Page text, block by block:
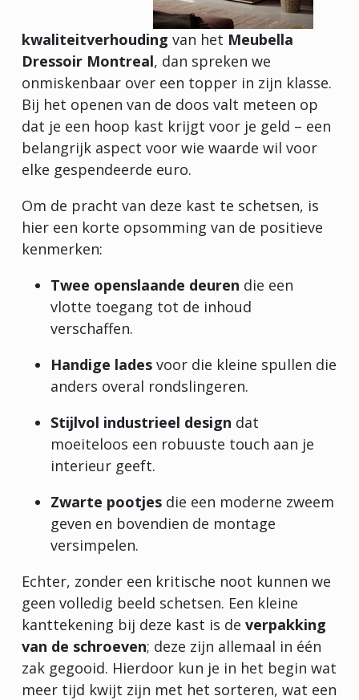
kwaliteitverhouding van het Meubella
Dressoir Montreal, dan spreken we
onmiskenbaar over een topper in zijn klasse.
Bij het openen van de doos valt meteen op
dat je een hoop kast krijgt voor je geld – een
belangrijk aspect voor wie waarde wil voor
elke gespendeerde euro.
Om de pracht van deze kast te schetsen, is
hier een korte opsomming van de positieve
kenmerken:
Twee openslaande deuren die een
vlotte toegang tot de inhoud
verschaffen.
Handige lades voor die kleine spullen die
anders overal rondslingeren.
Stijlvol industrieel design dat
moeiteloos een robuuste touch aan je
interieur geeft.
Zwarte pootjes die een moderne zweem
geven en bovendien de montage
versimpelen.
Echter, zonder een kritische noot kunnen we
geen volledig beeld schetsen. Een kleine
kanttekening bij deze kast is de verpakking
van de schroeven; deze zijn allemaal in één
zak gegooid. Hierdoor kun je in het begin wat
meer tijd kwijt zijn met het sorteren, wat een